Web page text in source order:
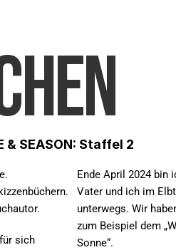
& SEASON: Staffel 2
sich
Ende April 2024 bin
Vater und ich im
unterwegs. Wir
zum Beispiel dem
Sonne“.